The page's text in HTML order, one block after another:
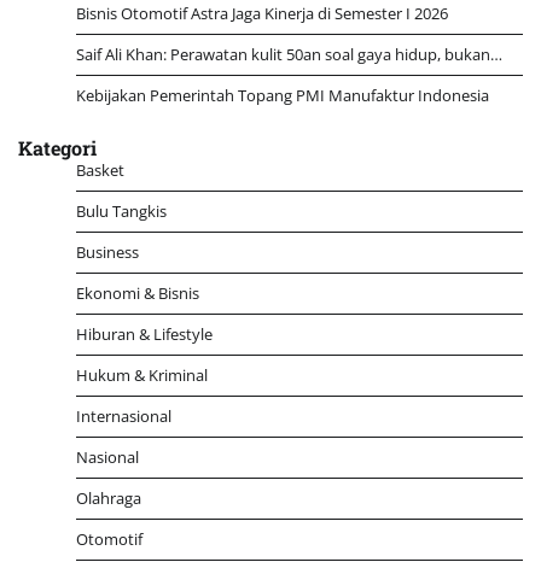
Bisnis Otomotif Astra Jaga Kinerja di Semester I 2026
Saif Ali Khan: Perawatan kulit 50an soal gaya hidup, bukan…
Kebijakan Pemerintah Topang PMI Manufaktur Indonesia
Kategori
Basket
Bulu Tangkis
Business
Ekonomi & Bisnis
Hiburan & Lifestyle
Hukum & Kriminal
Internasional
Nasional
Olahraga
Otomotif